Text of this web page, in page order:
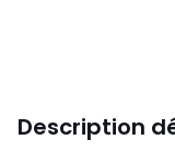
Description